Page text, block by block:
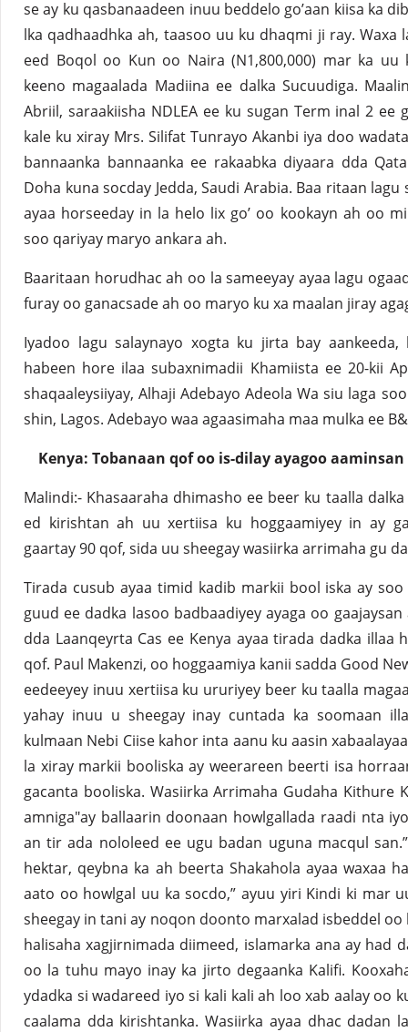
se ay ku qasbanaadeen inuu beddelo go’aan kiisa ka
lka qadhaadhka ah, taasoo uu ku dhaqmi ji ray. Waxa
eed Boqol oo Kun oo Naira (N1,800,000) mar ka
keeno magaalada Madiina ee dalka Sucuudiga.
Abriil, saraakiisha NDLEA ee ku sugan Term inal 2 ee
kale ku xiray Mrs. Silifat Tunrayo Akanbi iya doo
bannaanka bannaanka ee rakaabka diyaara dda
Doha kuna socday Jedda, Saudi Arabia. Baa ritaan
ayaa horseeday in la helo lix go’ oo kookayn ah oo
soo qariyay maryo ankara ah.
Baaritaan horudhac ah oo la sameeyay ayaa lagu
furay oo ganacsade ah oo maryo ku xa maalan jiray
Iyadoo lagu salaynayo xogta ku jirta bay
habeen hore ilaa subaxnimadii Khamiista ee 20-kii
shaqaaleysiiyay, Alhaji Adebayo Adeola Wa siu laga
shin, Lagos. Adebayo waa agaasimaha maa mulka ee
Kenya: Tobanaan qof oo is-dilay ayagoo
Malindi:- Khasaaraha dhimasho ee beer ku taalla
ed kirishtan ah uu xertiisa ku hoggaamiyey in ay
gaartay 90 qof, sida uu sheegay wasiirka arrimaha gu
Tirada cusub ayaa timid kadib markii bool iska ay
guud ee dadka lasoo badbaadiyey ayaga oo
dda Laanqeyrta Cas ee Kenya ayaa tirada dadka illaa
qof. Paul Makenzi, oo hoggaamiya kanii sadda Good
eedeeyey inuu xertiisa ku ururiyey beer ku taalla
yahay inuu u sheegay inay cuntada ka soomaan
kulmaan Nebi Ciise kahor inta aanu ku aasin
la xiray markii booliska ay weerareen beerti isa
gacanta booliska. Wasiirka Arrimaha Gudaha Kithure
amniga"ay ballaarin doonaan howlgallada raadi nta
an tir ada nololeed ee ugu badan uguna macqul
hektar, qeybna ka ah beerta Shakahola ayaa waxaa
aato oo howlgal uu ka socdo,” ayuu yiri Kindi ki mar
sheegay in tani ay noqon doonto marxalad isbeddel oo
halisaha xagjirnimada diimeed, islamarka ana ay had
oo la tuhu mayo inay ka jirto degaanka Kalifi.
ydadka si wadareed iyo si kali kali ah loo xab aalay oo
caalama dda kirishtanka. Wasiirka ayaa dhac dadan